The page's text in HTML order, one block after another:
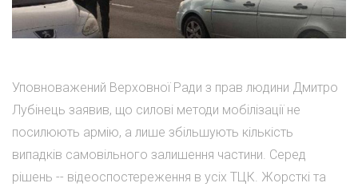
Уповноважений Верховної Ради з прав людини Дмитро
Лубінець заявив, що силові методи мобілізації не
посилюють армію, а лише збільшують кількість
випадків самовільного залишення частини. Серед
рішень -- відеоспостереження в усіх ТЦК. Жорсткі та